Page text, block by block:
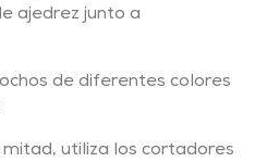
ajedrez junto a
de diferentes colores
utiliza los cortadores